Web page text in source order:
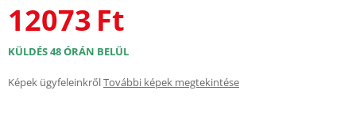
12073 Ft
KÜLDÉS 48 ÓRÁN BELÜL
Képek ügyfeleinkrőlTovábbi képek megtekintése